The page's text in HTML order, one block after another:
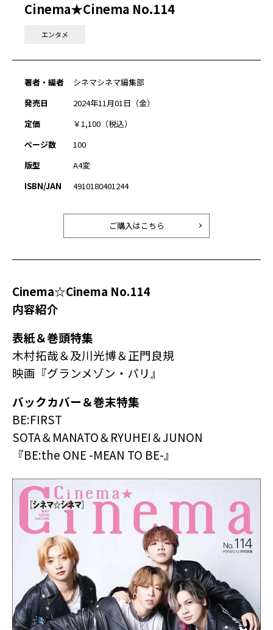
Cinema★Cinema No.114
エンタメ
著者・編者
シネマシネマ編集部
発売日
2024年11月01日（金）
定価
￥1,100（税込）
ページ数
100
版型
A4変
ISBN/JAN
4910180401244
ご購入はこちら
Cinema☆Cinema No.114
内容紹介
表紙＆巻頭特集
木村拓哉＆及川光博＆正門良規
映画『グランメゾン・パリ』
バックカバー＆巻末特集
BE:FIRST
SOTA＆MANATO＆RYUHEI＆JUNON
『BE:the ONE -MEAN TO BE-』